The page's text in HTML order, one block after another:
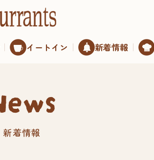
イートイン 新着情報
news
新着情報